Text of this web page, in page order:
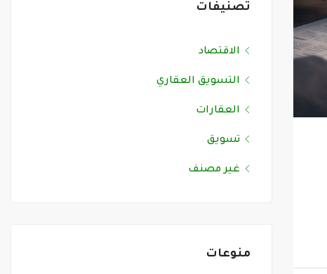
تصنيفات
الاقتصاد
التسويق العقاري
العقارات
تسويق
غير مصنف
منوعات